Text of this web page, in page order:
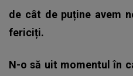
de cât de puține avem
fericiți.
N-o să uit momentul în